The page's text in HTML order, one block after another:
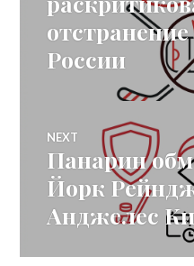
России
NEXT
Next
post:
Панарин
Йорк
Анджелес